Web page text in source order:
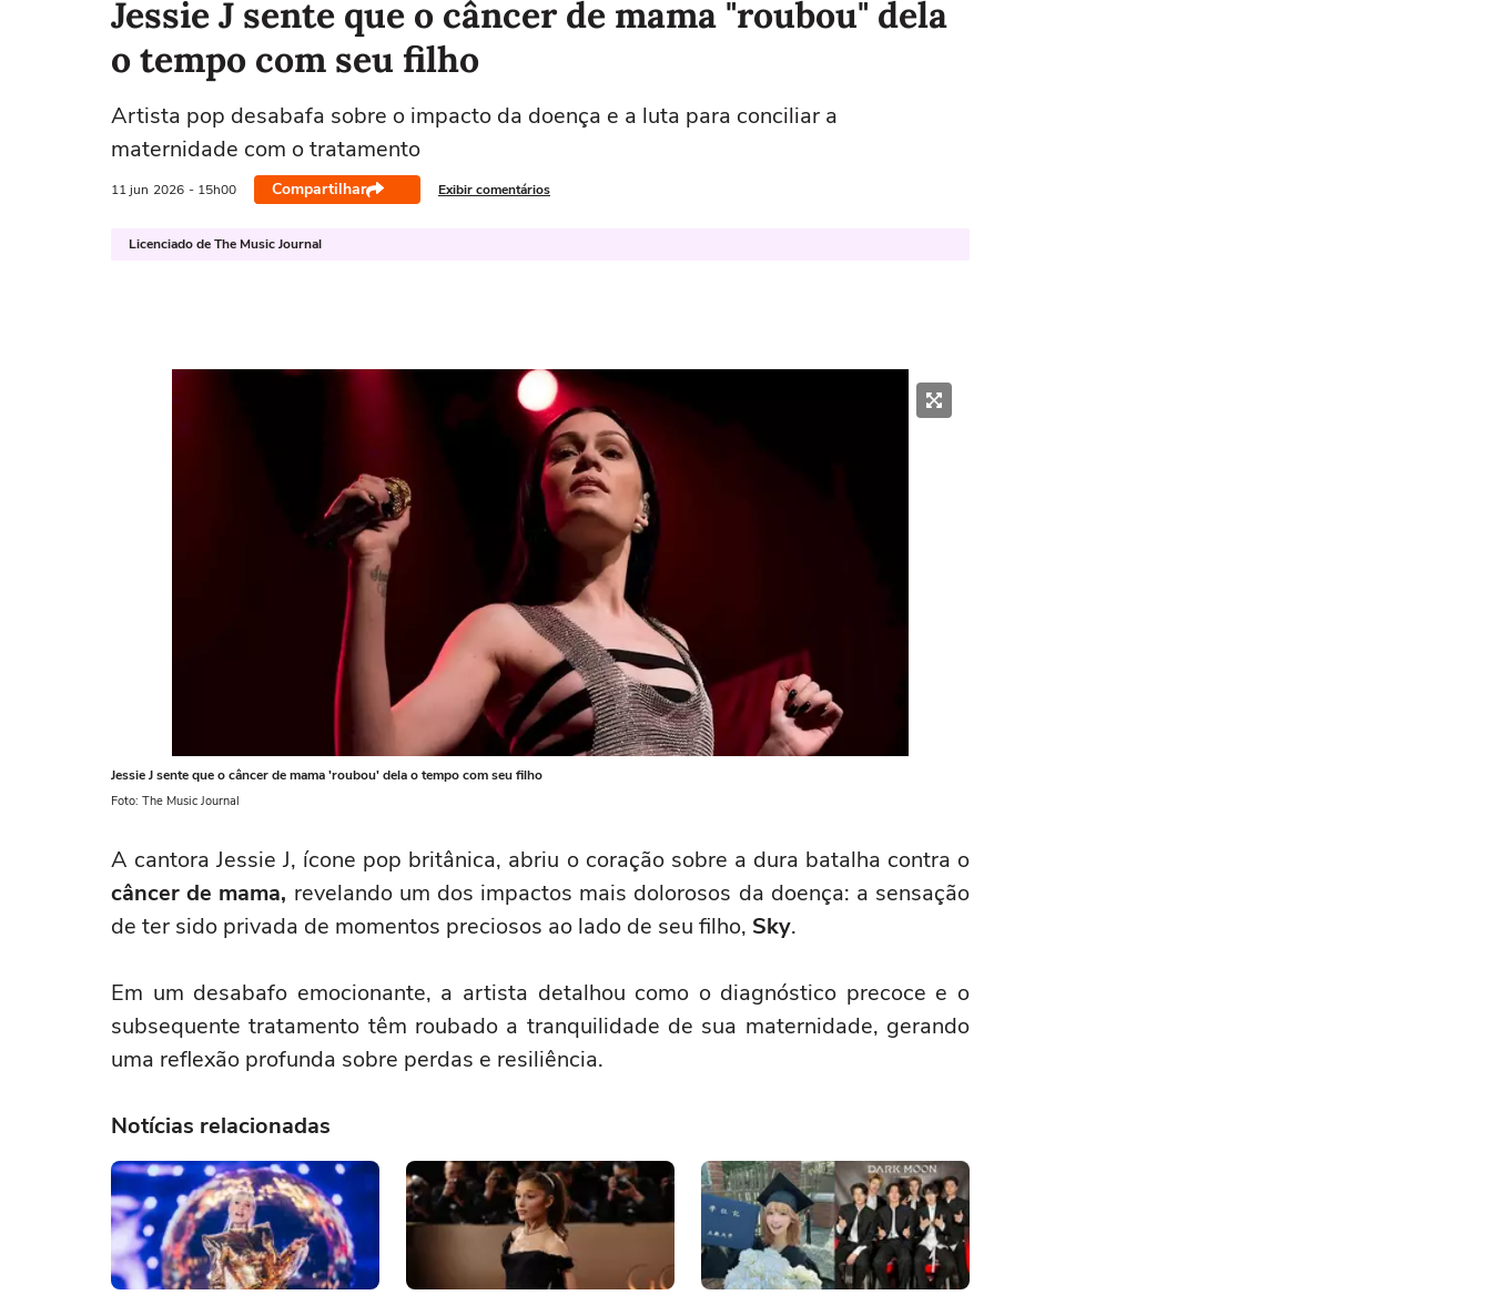
Jessie J sente que o câncer de mama "roubou" dela
o tempo com seu filho
Artista pop desabafa sobre o impacto da doença e a luta para conciliar a
maternidade com o tratamento
11 jun 2026 - 15h00 Compartilhar Exibir comentários
Licenciado de The Music Journal
Jessie J sente que o câncer de mama 'roubou' dela o tempo com seu filho
Foto: The Music Journal
A cantora Jessie J, ícone pop britânica, abriu o coração sobre a dura batalha contra o
câncer de mama, revelando um dos impactos mais dolorosos da doença: a sensação
de ter sido privada de momentos preciosos ao lado de seu filho, Sky.
Em um desabafo emocionante, a artista detalhou como o diagnóstico precoce e o
subsequente tratamento têm roubado a tranquilidade de sua maternidade, gerando
uma reflexão profunda sobre perdas e resiliência.
Notícias relacionadas